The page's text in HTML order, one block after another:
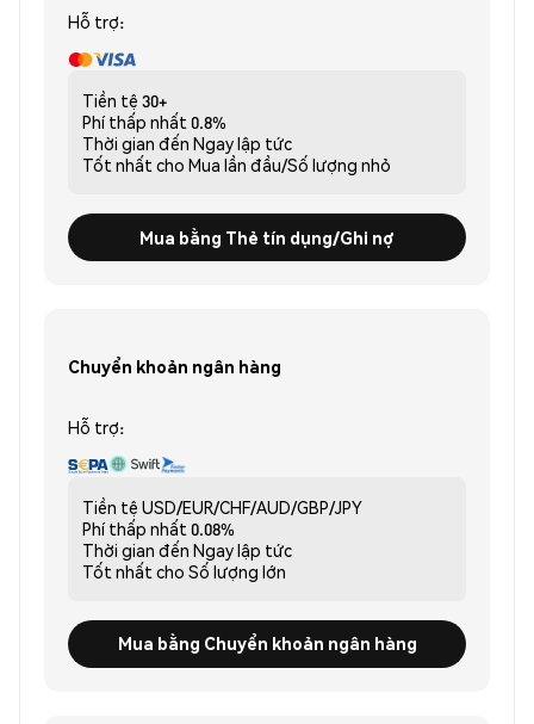
Hỗ trợ:
Tiền tệ 30+
Phí thấp nhất 0.8%
Thời gian đến Ngay lập tức
Tốt nhất cho Mua lần đầu/Số lượng nhỏ
Mua bằng Thẻ tín dụng/Ghi nợ
Chuyển khoản ngân hàng
Hỗ trợ:
Tiền tệ USD/EUR/CHF/AUD/GBP/JPY
Phí thấp nhất 0.08%
Thời gian đến Ngay lập tức
Tốt nhất cho Số lượng lớn
Mua bằng Chuyển khoản ngân hàng